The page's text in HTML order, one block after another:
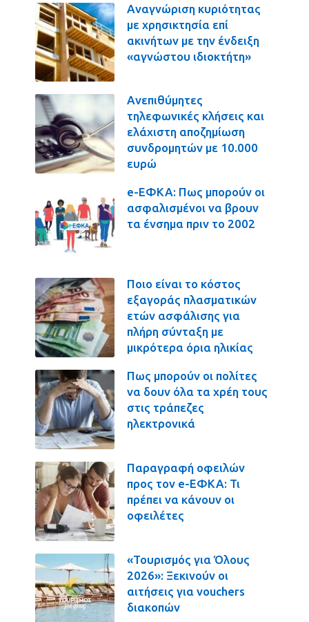
Αναγνώριση κυριότητας
με χρησικτησία επί
ακινήτων με την ένδειξη
«αγνώστου ιδιοκτήτη»
Ανεπιθύμητες
τηλεφωνικές κλήσεις και
ελάχιστη αποζημίωση
συνδρομητών με 10.000
ευρώ
e-ΕΦΚΑ: Πως μπορούν οι
ασφαλισμένοι να βρουν
τα ένσημα πριν το 2002
Ποιο είναι το κόστος
εξαγοράς πλασματικών
ετών ασφάλισης για
πλήρη σύνταξη με
μικρότερα όρια ηλικίας
Πως μπορούν οι πολίτες
να δουν όλα τα χρέη τους
στις τράπεζες
ηλεκτρονικά
Παραγραφή οφειλών
προς τον e-ΕΦΚΑ: Τι
πρέπει να κάνουν οι
οφειλέτες
«Τουρισμός για Όλους
2026»: Ξεκινούν οι
αιτήσεις για vouchers
διακοπών